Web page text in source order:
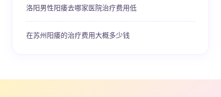
洛阳男性阳痿去哪家医院治疗费用低
在苏州阳痿的治疗费用大概多少钱